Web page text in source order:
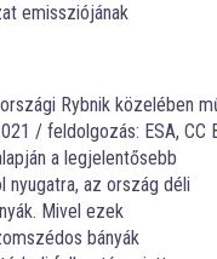
emissziójának
Rybnik közelében
/ feldolgozás: ESA, CC
a legjelentősebb
nyugatra, az ország déli
Mivel ezek
bányák